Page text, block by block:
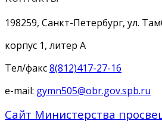
198259, Санкт-Петербург, ул.
корпус 1, литер А
Тел/факс8(812)417-27-16
e-mail: gymn505@obr.gov.spb.ru
Сайт Министерства